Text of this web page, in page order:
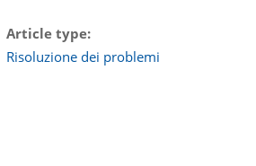
Article type
Risoluzione dei problemi